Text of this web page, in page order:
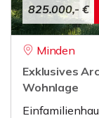
825.000,- €
Minden
Exklusives
Wohnlage